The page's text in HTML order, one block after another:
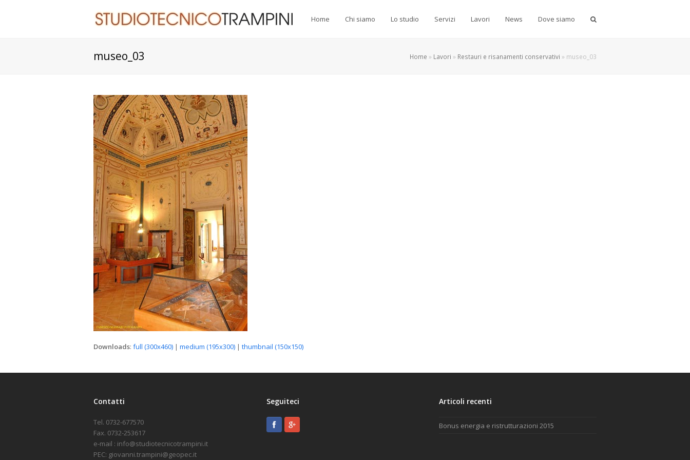
Home Chi siamo Lo studio Servizi Lavori News Dove siamo
museo_03 Home » Lavori » Restauri e risanamenti conservativi » museo_03
Downloads: full (300x460) | medium (195x300) | thumbnail (150x150)
Contatti
Tel. 0732-677570
Fax. 0732-253617
e-mail : info@studiotecnicotrampini.it
PEC: giovanni.trampini@geopec.it
Seguiteci Articoli recenti
Bonus energia e ristrutturazioni 2015